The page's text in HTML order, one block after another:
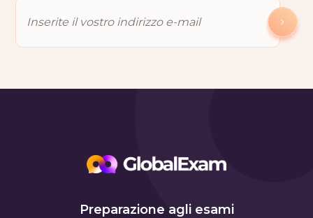
Preparazione agli esami